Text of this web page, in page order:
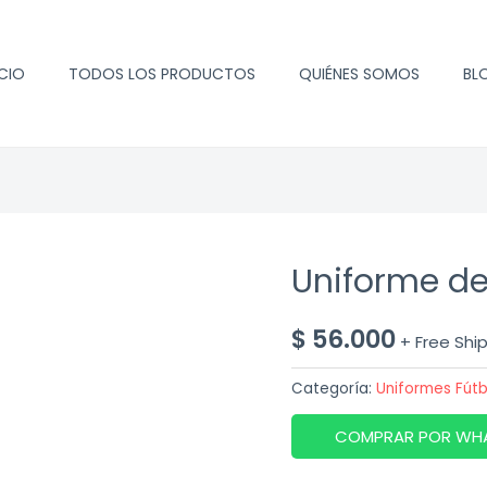
TODOS LOS PRODUCTOS QUIÉNES SOMOS
Uniforme
$ 56.000 + Free
Categoría:Uniformes
COMPRAR POR